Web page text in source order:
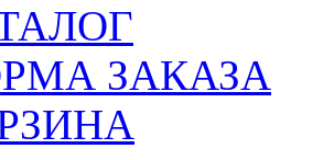
ЗАКАЗА